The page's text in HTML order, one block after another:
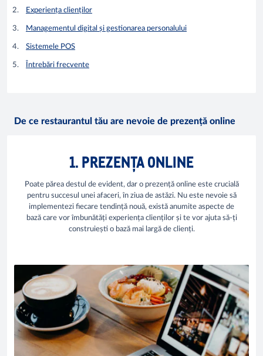
Experiența clienților
Managementul digital și gestionarea personalului
Sistemele POS
Întrebări frecvente
De ce restaurantul tău are nevoie de prezență online
1. PREZENȚA ONLINE
Poate părea destul de evident, dar o prezență online este crucială
pentru succesul unei afaceri, în ziua de astăzi. Nu este nevoie să
implementezi fiecare tendință nouă, există anumite aspecte de
bază care vor îmbunătăți experiența clienților și te vor ajuta să-ți
construiești o bază mai largă de clienți.